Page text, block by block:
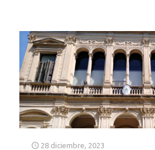
28 diciembre, 2023